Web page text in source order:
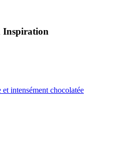
Inspiration
intensément chocolatée